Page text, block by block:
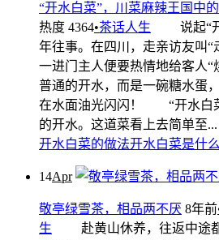
“开水白菜”，川菜麻辣王国中
热度 4364•茶话人生
说起“开
年往事。在四川，走亲访友叫“
一进门主人便要热情地给客人“
普通的开水，而是一碗糖水蛋
在水面油光闪闪！ “开水白
的开水。这道菜看上去简单至...
开水白菜的做法开水白菜是什
14Apr
敬亭绿雪茶，相品两不厌 8年前
生
赴黄山休养，往返中途